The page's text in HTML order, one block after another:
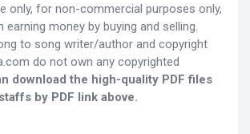
only, for non-commercial purposes only,
earning money by buying and selling.
to song writer/author and copyright
do not own any copyrighted
download the high-quality PDF files
by PDF link above.